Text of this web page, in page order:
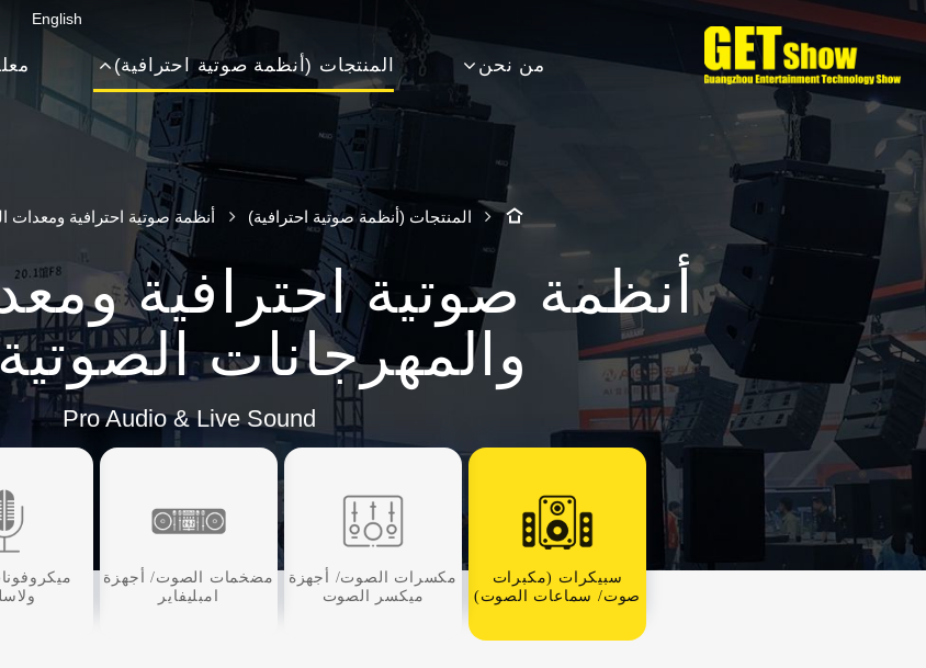
English
من نحن المنتجات (أنظمة صوتية احترافية)
المنتجات (أنظمة صوتية احترافية) أنظمة صوتية احترافية ومعدات
أنظمة صوتية احترافية
والمهرجانات
Pro Audio & Live Sound
سبيكرات (مكبرات
صوت/ سماعات الصوت)
مكسرات الصوت/ أجهزة
ميكسر الصوت
مضخمات الصوت/ أجهزة
امبليفاير